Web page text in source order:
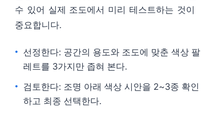
수 있어 실제 조도에서 미리 테스트하는 것이
중요합니다.
선정한다: 공간의 용도와 조도에 맞춘 색상 팔
레트를 3가지만 좁혀 본다.
검토한다: 조명 아래 색상 시안을 2~3종 확인
하고 최종 선택한다.